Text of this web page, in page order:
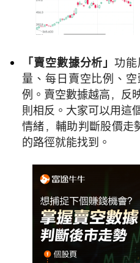
「賣空數據分析」功
量、每日賣空比例、
例。賣空數據越高，反
則相反。大家可以用這
情緒，輔助判斷股價走
的路徑就能找到。